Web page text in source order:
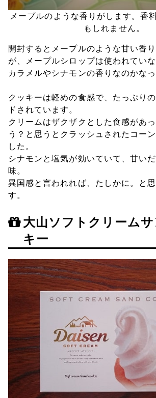
メープルのような香りがします。香
もしれません。
開封するとメープルのような甘い香
が、メープルシロップは使われていな
カラメルやシナモンの香りなのかなっ
クッキーは軽めの食感で、たっぷり
ドされています。
クリームはザクザクとした食感があ
う？と思うとクラッシュされたコー
した。
シナモンと塩気が効いていて、甘い
味。
異国感と言われれば、たしかに。と
す。
大山ソフトクリーム
キー